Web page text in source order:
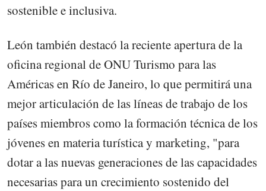
sostenible e inclusiva.
León también destacó la reciente apertura de la
oficina regional de ONU Turismo para las
Américas en Río de Janeiro, lo que permitirá una
mejor articulación de las líneas de trabajo de los
países miembros como la formación técnica de los
jóvenes en materia turística y marketing, "para
dotar a las nuevas generaciones de las capacidades
necesarias para un crecimiento sostenido del